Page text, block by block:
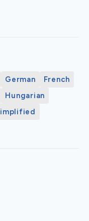
German
French
Hungarian